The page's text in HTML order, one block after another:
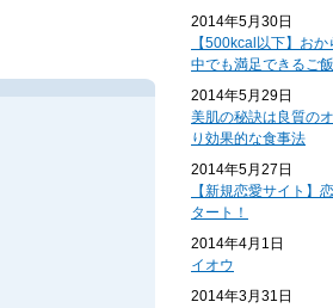
2014年5月30日
【500kcal以下】お
中でも満足できるご飯
2014年5月29日
美肌の秘訣は良質の
り効果的な食事法
2014年5月27日
【新規恋愛サイト】
タート！
2014年4月1日
イオウ
2014年3月31日